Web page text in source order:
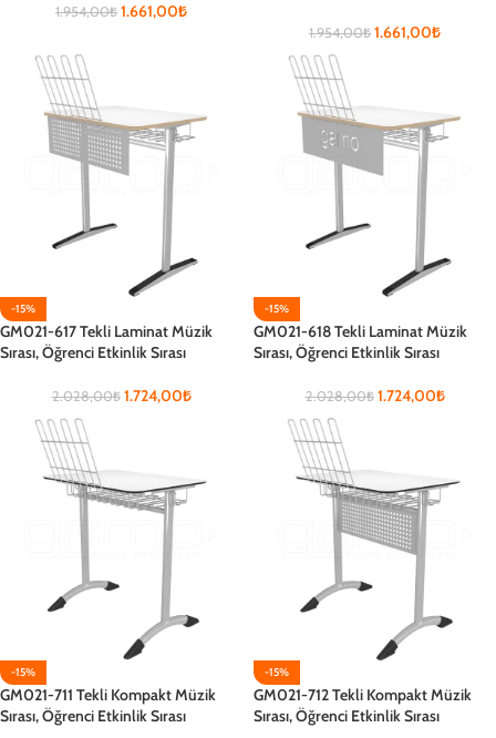
1.954,00₺ 1.661,00₺
1.954,00₺ 1.661,00₺
-15%
GM021-617 Tekli Laminat Müzik
Sırası, Öğrenci Etkinlik Sırası
2.028,00₺ 1.724,00₺
-15%
GM021-618 Tekli Laminat Müzik
Sırası, Öğrenci Etkinlik Sırası
2.028,00₺ 1.724,00₺
-15%
GM021-711 Tekli Kompakt Müzik
Sırası, Öğrenci Etkinlik Sırası
-15%
GM021-712 Tekli Kompakt Müzik
Sırası, Öğrenci Etkinlik Sırası